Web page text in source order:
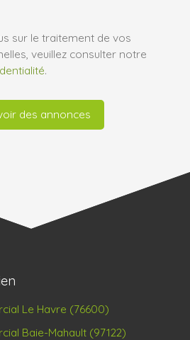
sur le traitement de vos
veuillez consulter notre
.
des annonces
Le Havre (76600)
Baie-Mahault (97122)